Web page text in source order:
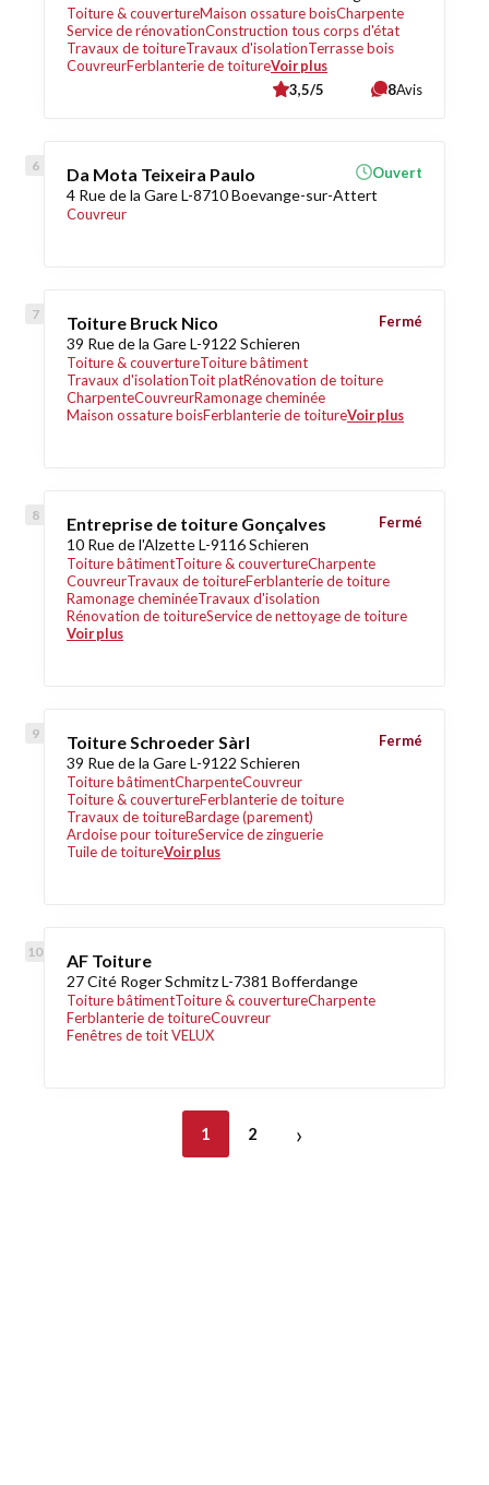
Toiture & couvertureMaison ossature boisCharpente
Service de rénovationConstruction tous corps d'état
Travaux de toitureTravaux d'isolationTerrasse bois
CouvreurFerblanterie de toitureVoir plus
3,5/5 8Avis
Da Mota Teixeira Paulo
4 Rue de la Gare L-8710 Boevange-sur-Attert
Couvreur
Ouvert
Toiture Bruck Nico
39 Rue de la Gare L-9122 Schieren
Toiture & couvertureToiture bâtiment
Travaux d'isolationToit platRénovation de toiture
CharpenteCouvreurRamonage cheminée
Maison ossature boisFerblanterie de toitureVoir plus
Fermé
Entreprise de toiture Gonçalves
10 Rue de l'Alzette L-9116 Schieren
Toiture bâtimentToiture & couvertureCharpente
CouvreurTravaux de toitureFerblanterie de toiture
Ramonage cheminéeTravaux d'isolation
Rénovation de toitureService de nettoyage de toiture
Voir plus
Fermé
Toiture Schroeder Sàrl
39 Rue de la Gare L-9122 Schieren
Toiture bâtimentCharpenteCouvreur
Toiture & couvertureFerblanterie de toiture
Travaux de toitureBardage (parement)
Ardoise pour toitureService de zinguerie
Tuile de toitureVoir plus
Fermé
AF Toiture
27 Cité Roger Schmitz L-7381 Bofferdange
Toiture bâtimentToiture & couvertureCharpente
Ferblanterie de toitureCouvreur
Fenêtres de toit VELUX
1 2 ›